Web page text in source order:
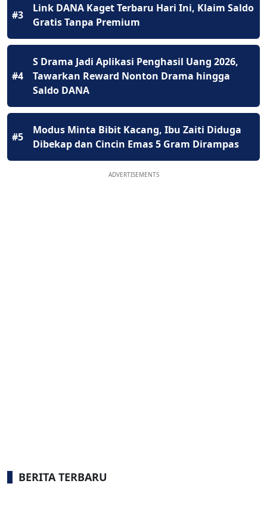
#3
Link DANA Kaget Terbaru Hari Ini, Klaim Saldo
Gratis Tanpa Premium
#4
S Drama Jadi Aplikasi Penghasil Uang 2026,
Tawarkan Reward Nonton Drama hingga
Saldo DANA
#5
Modus Minta Bibit Kacang, Ibu Zaiti Diduga
Dibekap dan Cincin Emas 5 Gram Dirampas
ADVERTISEMENTS
BERITA TERBARU